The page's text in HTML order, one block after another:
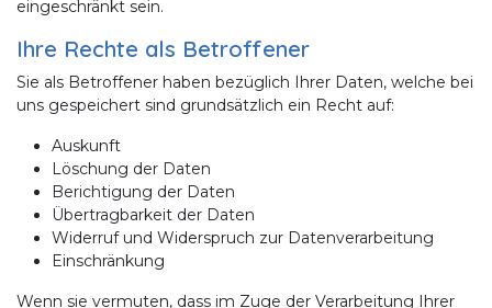
eingeschränkt sein.
Ihre Rechte als Betroffener
Sie als Betroffener haben bezüglich Ihrer Daten, welche bei
uns gespeichert sind grundsätzlich ein Recht auf:
Auskunft
Löschung der Daten
Berichtigung der Daten
Übertragbarkeit der Daten
Widerruf und Widerspruch zur Datenverarbeitung
Einschränkung
Wenn sie vermuten, dass im Zuge der Verarbeitung Ihrer